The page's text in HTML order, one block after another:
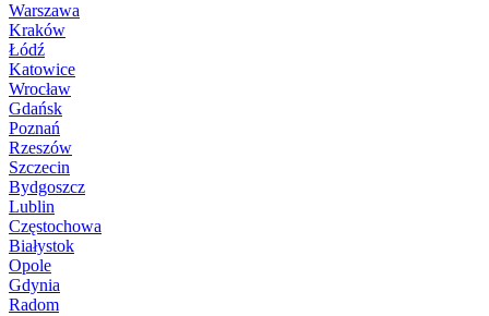
Warszawa
Kraków
Łódź
Katowice
Wrocław
Gdańsk
Poznań
Rzeszów
Szczecin
Bydgoszcz
Lublin
Częstochowa
Białystok
Opole
Gdynia
Radom